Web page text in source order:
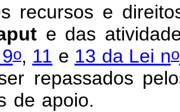
recursos e
e das
o, 11 e 13 da Lei no
repassados
de